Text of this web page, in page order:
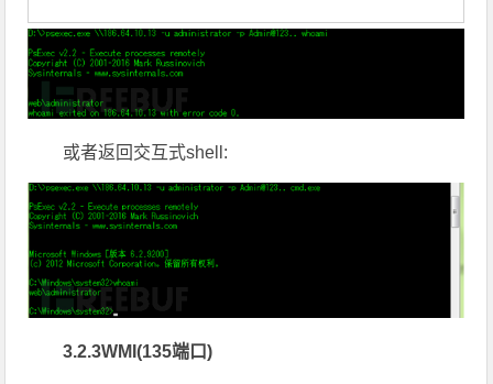
或者返回交互式shell:
3.2.3WMI(135端口)